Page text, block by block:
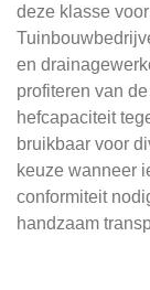
deze klasse
en
profiteren van
hefcapaciteit
bruikbaar voor
keuze wanneer
conformiteit
handzaam